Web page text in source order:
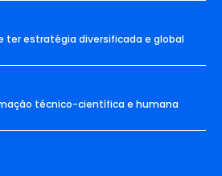
ter estratégia diversificada e global
técnico-científica e humana